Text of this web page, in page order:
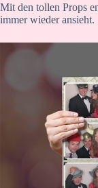
Mit den tollen Props
immer wieder ansieht.